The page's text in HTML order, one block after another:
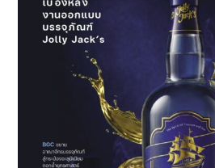
รีไซเคิล
ใน
ภาค
ใต้”
ยก
ระดับ
การ
รีไซเคิล